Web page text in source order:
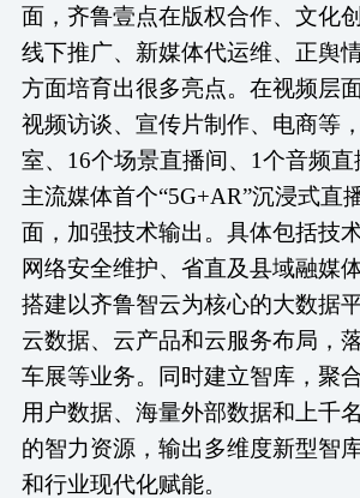
面，齐鲁壹点在版权合作、文化
线下推广、新媒体代运维、正舆
方面培育出很多亮点。在视频层
视频访谈、宣传片制作、电商等
室、16个场景直播间、1个音频
主流媒体首个“5G+AR”沉浸式直
面，加强技术输出。具体包括技
网络安全维护、省直及县域融媒
搭建以齐鲁智云为核心的大数据
云数据、云产品和云服务布局，
车展等业务。同时建立智库，聚
用户数据、海量外部数据和上千
的智力资源，输出多维度新型智
和行业现代化赋能。